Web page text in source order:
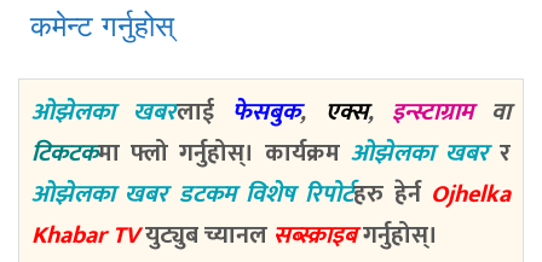
कमेन्ट गर्नुहोस्
ओझेलका खबरलाई फेसबुक, एक्स, इन्स्टाग्रामवा
टिकटकमा फ्लो गर्नुहोस्। कार्यक्रम ओझेलका खबरर
ओझेलका खबर डटकम विशेष रिपोर्टहरु हेर्न Ojhelka
Khabar TVयुट्युब च्यानल सब्स्क्राइबगर्नुहोस्।